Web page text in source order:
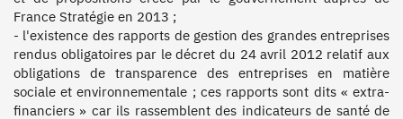
France Stratégie en 2013 ;
- l'existence des rapports de gestion des grandes entreprises
rendus obligatoires par le décret du 24 avril 2012 relatif aux
obligations de transparence des entreprises en matière
sociale et environnementale ; ces rapports sont dits « extra-
financiers » car ils rassemblent des indicateurs de santé de